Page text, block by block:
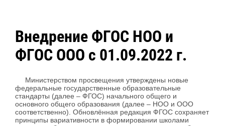
Внедрение ФГОС НОО и
ФГОС ООО с 01.09.2022 г.
Министерством просвещения утверждены новые
федеральные государственные образовательные
стандарты (далее – ФГОС) начального общего и
основного общего образования (далее – НОО и ООО
соответственно). Обновлённая редакция ФГОС сохраняет
принципы вариативности в формировании школами